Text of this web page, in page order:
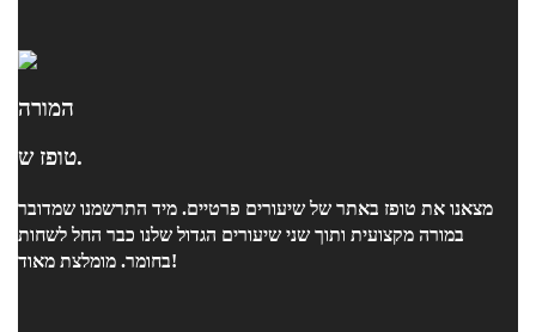
המורה
טופז ש.
מצאנו את טופז באתר של שיעורים פרטיים. מיד התרשמנו שמדובר
במורה מקצועית ותוך שני שיעורים הגדול שלנו כבר החל לשחות
בחומר. מומלצת מאוד!